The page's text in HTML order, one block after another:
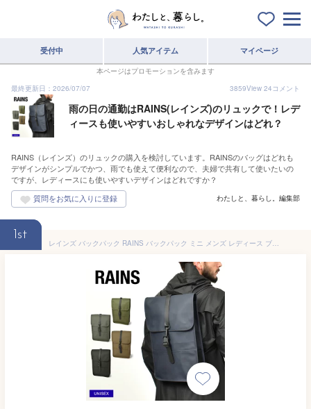
受付中 人気アイテム マイページ
本ページはプロモーションを含みます
最終更新日：2026/07/07
3859View 24コメント
雨の日の通勤はRAINS(レインズ)のリュックで！レデ
ィースも使いやすいおしゃれなデザインはどれ？
RAINS（レインズ）のリュックの購入を検討しています。RAINSのバッグはどれも
デザインがシンプルでかつ、雨でも使えて便利なので、夫婦で共有して使いたいの
ですが、レディースにも使いやすいデザインはどれですか？
わたしと、暮らし。編集部
1st
レインズ バックパック RAINS バックパック ミニ メンズ レディース ブラック 黒 グレー ネイビー グリーン ブラウン BACKPACK MINI 12800 ユニセックス 9L カバン リュック ブランド シンプル ロゴ カジュアル 防水